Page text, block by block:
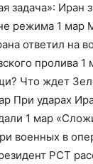
задача»: Иран
режима 1 мар
ответил на
пролива 1
Что ждет
При ударах
1 мар
военных в
РСТ